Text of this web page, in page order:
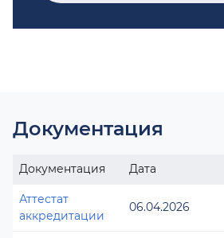
Документация
Документация Дата
Аттестат
аккредитации
06.04.2026